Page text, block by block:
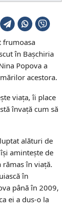
frumoasa
în Bașchiria
Popova a
acestora.
viața, îi place
învață cum să
alături de
amintește de
în viață.
în
până în 2009,
ei a dus-o la